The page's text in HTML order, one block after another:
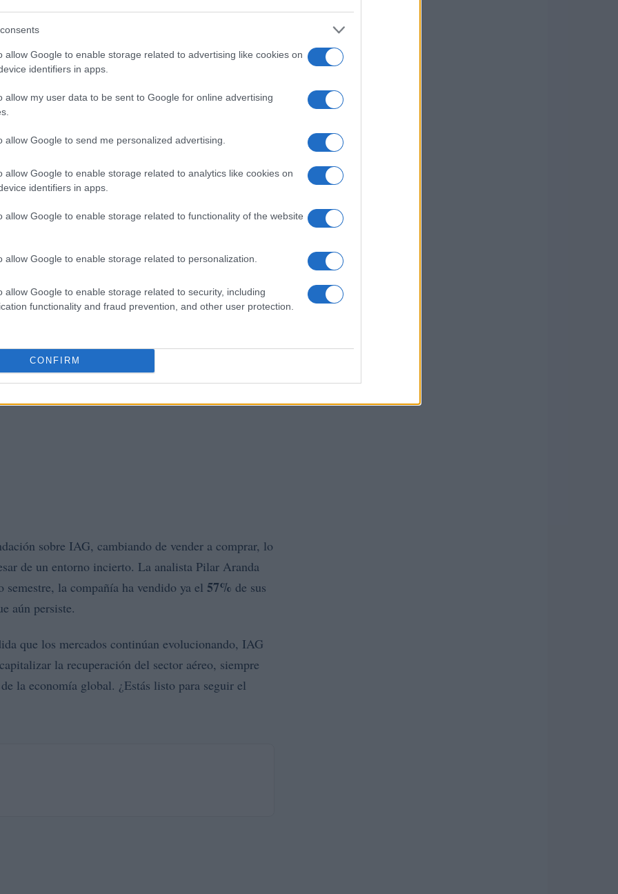
allow Google to enable storage related to advertising like cookies on
identifiers in apps.
allow my user data to be sent to Google for online advertising
allow Google to send me personalized advertising.
allow Google to enable storage related to analytics like cookies on
identifiers in apps.
allow Google to enable storage related to functionality of the website
allow Google to enable storage related to personalization.
allow Google to enable storage related to security, including
functionality and fraud prevention, and other user protection.
CONFIRM
premium de IAG ha sido clave para el
las ventas de asientos económicos. Las
continúen mejorando, lo que podría resultar en
consensuadas. ¿Te imaginas lo que esto
de analistas
de RBC Capital sugieren que las acciones de
los costos también han sido ajustados, lo
de la compañía.
sobre IAG, cambiando de vender a comprar, lo
de un entorno incierto. La analista Pilar Aranda
semestre, la compañía ha vendido ya el 57% de sus
aún persiste.
que los mercados continúan evolucionando, IAG
la recuperación del sector aéreo, siempre
la economía global. ¿Estás listo para seguir el